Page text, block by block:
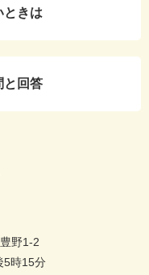
ときは
と回答
野1-2
5時15分